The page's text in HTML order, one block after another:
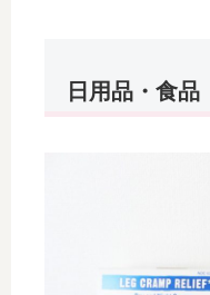
日用品・食品